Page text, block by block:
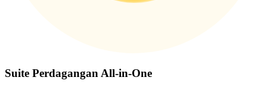
Suite Perdagangan All-in-One